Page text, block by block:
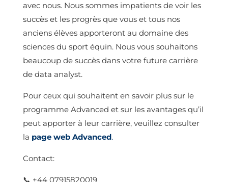
avec nous. Nous sommes impatients de voir les
succès et les progrès que vous et tous nos
anciens élèves apporteront au domaine des
sciences du sport équin. Nous vous souhaitons
beaucoup de succès dans votre future carrière
de data analyst.
Pour ceux qui souhaitent en savoir plus sur le
programme Advanced et sur les avantages qu’il
peut apporter à leur carrière, veuillez consulter
la page web Advanced.
Contact:
📞 +44 07915820019